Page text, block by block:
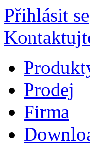
Přihlásit se
Prodej
Firma